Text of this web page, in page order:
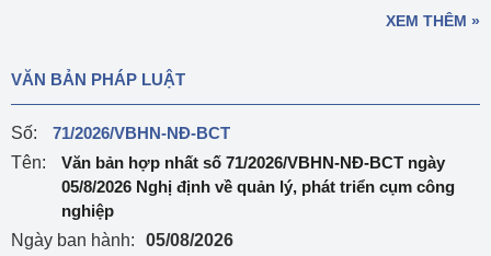
XEM THÊM »
VĂN BẢN PHÁP LUẬT
Số:
71/2026/VBHN-NĐ-BCT
Tên:
Văn bản hợp nhất số 71/2026/VBHN-NĐ-BCT ngày
05/8/2026 Nghị định về quản lý, phát triển cụm công
nghiệp
Ngày ban hành:
05/08/2026